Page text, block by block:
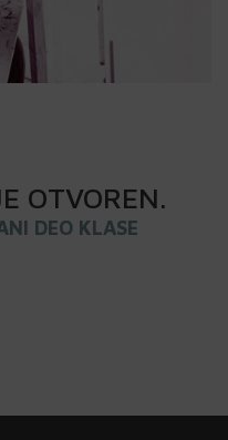
OTVOREN.
DEO KLASE